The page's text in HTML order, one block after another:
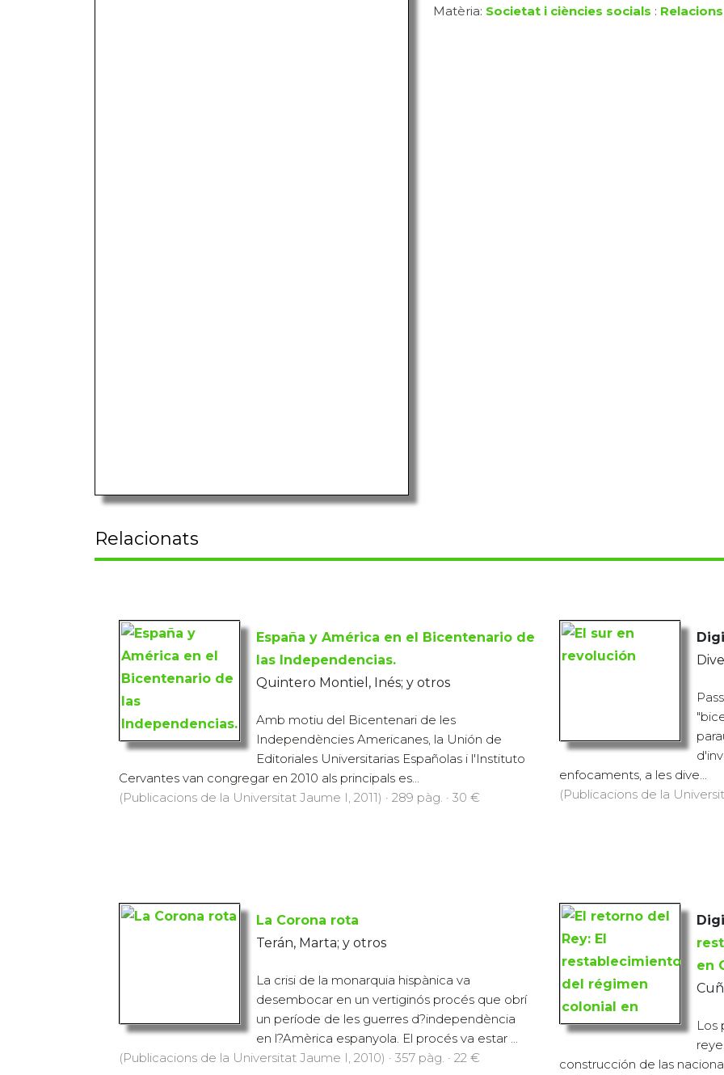
Matèria: Societat i ciències socials :
Relacionats
España y América en el Bicentenario de
las Independencias.
Quintero Montiel, Inés; y otros
Amb motiu del Bicentenari de les
Independències Americanes, la Unión de
Editoriales Universitarias Españolas i l'Instituto
Cervantes van congregar en 2010 als principals es...
(Publicacions de la Universitat Jaume I, 2011) · 289 pàg. · 30 €
enfocaments, a les dive...
(Publicacions de la
La Corona rota
Terán, Marta; y otros
La crisi de la monarquia hispànica va
desembocar en un vertiginós procés que obrí
un període de les guerres d?independència
en l?Amèrica espanyola. El procés va estar ...
(Publicacions de la Universitat Jaume I, 2010) · 357 pàg. · 22 €
en
Los
construcción de las